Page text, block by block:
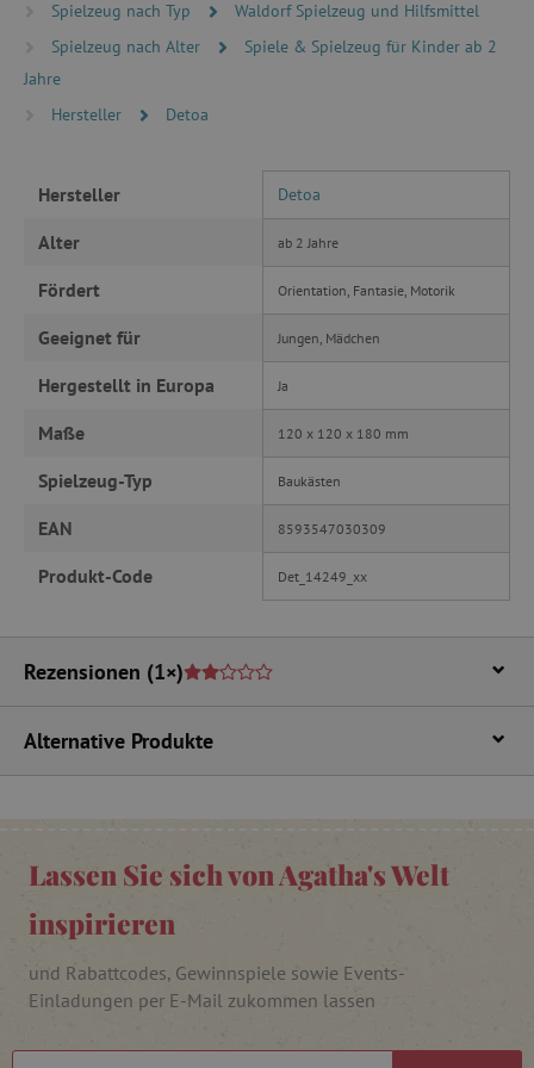
Spielzeug nach Typ
Waldorf Spielzeug und Hilfsmittel
Spielzeug nach Alter
Spiele & Spielzeug für Kinder ab 2
Jahre
Hersteller
Detoa
Hersteller Detoa
Alter ab 2 Jahre
Fördert Orientation, Fantasie, Motorik
Geeignet für Jungen, Mädchen
Hergestellt in Europa Ja
Maße 120 x 120 x 180 mm
Spielzeug-Typ Baukästen
EAN 8593547030309
Produkt-Code Det_14249_xx
Rezensionen (1×)
Alternative Produkte
Lassen Sie sich von Agatha's Welt
inspirieren
und Rabattcodes, Gewinnspiele sowie Events-
Einladungen per E-Mail zukommen lassen
Unbedingt erforderlich
Performance
Unbedingt erforderliche Cookies ermöglichen
Ohne die unbedingt erforderlichen Cookies
kann die Website nicht ordnungsgemäß
www.agathaswelt.de
PHP.net
Pinterest Inc.
FPAU .agathaswelt.de
_lb